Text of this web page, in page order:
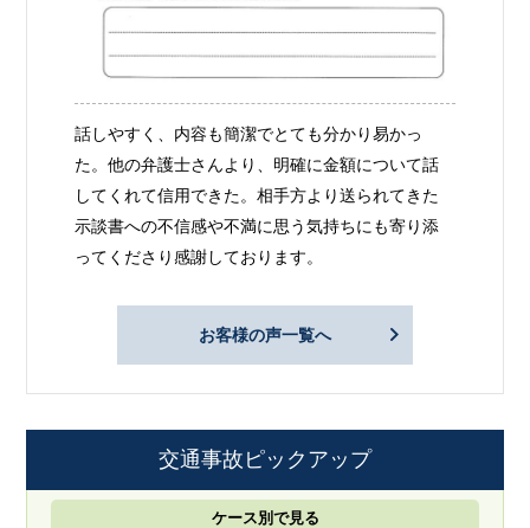
話しやすく、内容も簡潔でとても分かり易かっ
た。他の弁護士さんより、明確に金額について話
してくれて信用できた。相手方より送られてきた
示談書への不信感や不満に思う気持ちにも寄り添
ってくださり感謝しております。
お客様の声一覧へ
交通事故ピックアップ
ケース別で見る